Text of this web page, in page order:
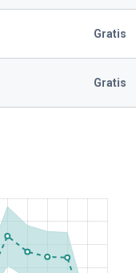
Gratis
Gratis